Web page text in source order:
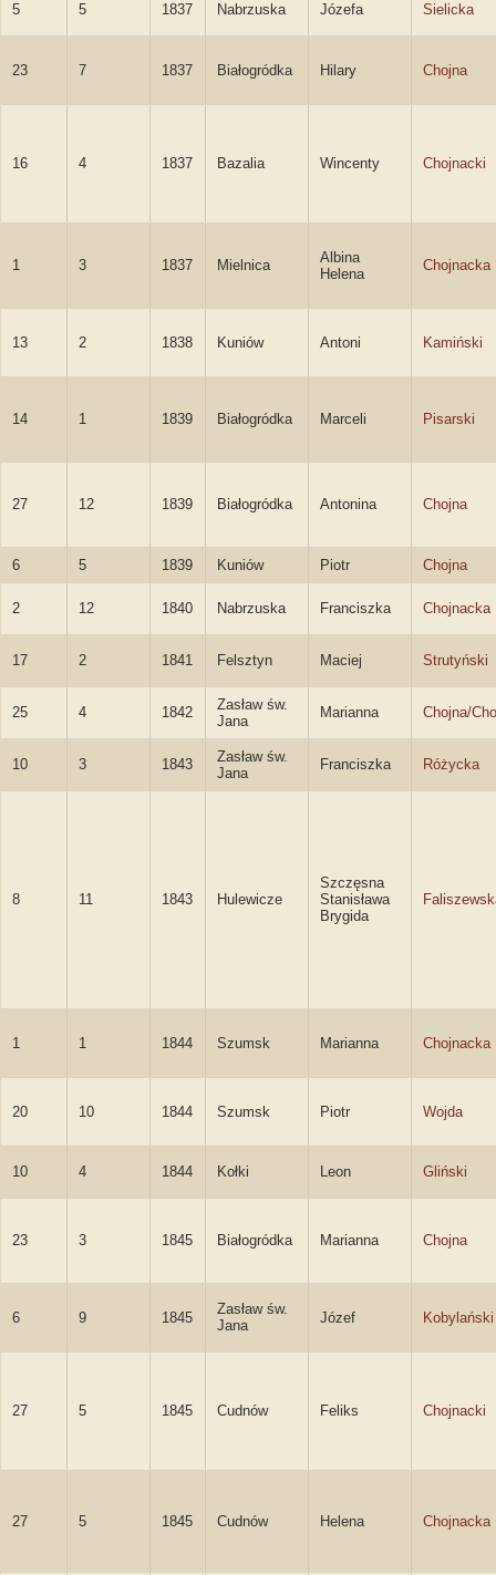
5 5 1837 Nabrzuska Józefa Sielicka
23 7 1837 Białogródka Hilary Chojna
16 4 1837 Bazalia Wincenty Chojnacki
1 3 1837 Mielnica
Albina
Helena
Chojnacka
13 2 1838 Kuniów Antoni Kamiński
14 1 1839 Białogródka Marceli Pisarski
27 12 1839 Białogródka Antonina Chojna
6 5 1839 Kuniów Piotr Chojna
2 12 1840 Nabrzuska Franciszka Chojnacka
17 2 1841 Felsztyn Maciej Strutyński
25 4 1842
Zasław św.
Jana
Marianna Chojna/
10 3 1843
Zasław św.
Jana
Franciszka Różycka
8 11 1843 Hulewicze
Szczęsna
Stanisława
Brygida
1 1 1844 Szumsk Marianna Chojnacka
20 10 1844 Szumsk Piotr Wojda
10 4 1844 Kołki Leon Gliński
23 3 1845 Białogródka Marianna Chojna
6 9 1845
Zasław św.
Jana
Józef Kobylański
27 5 1845 Cudnów Feliks Chojnacki
27 5 1845 Cudnów Helena Chojnacka